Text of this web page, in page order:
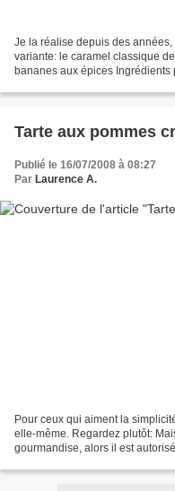
Je la réalise depuis des
variante: le caramel classique
bananes aux épices
Tarte aux pommes
Publié le 16/07/2008 à 08:27
Par Laurence A.
Pour ceux qui aiment la
elle-même. Regardez plutôt:
gourmandise, alors il est